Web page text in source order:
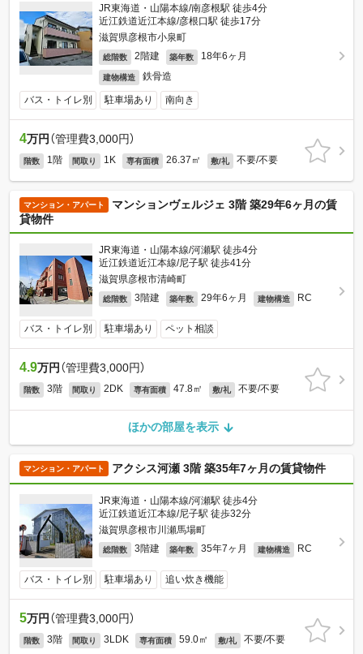
JR東海道・山陽本線/南彦根駅 徒歩4分
近江鉄道近江本線/彦根口駅 徒歩17分
滋賀県彦根市小泉町
総階数 2階建 築年数 18年6ヶ月
建物構造 鉄骨造
バス・トイレ別 駐車場あり 南向き
4万円 （管理費3,000円）
階数 1階 間取り 1K 専有面積 26.37㎡ 敷/礼 不要/不要
マンション・アパート
マンションヴェルジェ 3階 築29年6ヶ月の賃
貸物件
JR東海道・山陽本線/河瀬駅 徒歩4分
近江鉄道近江本線/尼子駅 徒歩41分
滋賀県彦根市清崎町
総階数 3階建 築年数 29年6ヶ月 建物構造 RC
バス・トイレ別 駐車場あり ペット相談
4.9万円 （管理費3,000円）
階数 3階 間取り 2DK 専有面積 47.8㎡ 敷/礼 不要/不要
ほかの部屋を表示
マンション・アパート アクシス河瀬 3階 築35年7ヶ月の賃貸物件
JR東海道・山陽本線/河瀬駅 徒歩4分
近江鉄道近江本線/尼子駅 徒歩32分
滋賀県彦根市川瀬馬場町
総階数 3階建 築年数 35年7ヶ月 建物構造 RC
バス・トイレ別 駐車場あり 追い炊き機能
5万円 （管理費3,000円）
階数 3階 間取り 3LDK 専有面積 59.0㎡ 敷/礼 不要/不要